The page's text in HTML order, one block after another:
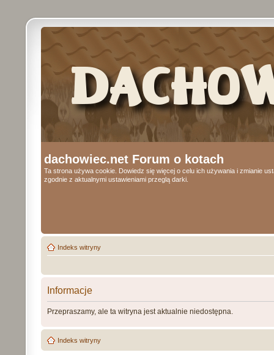
dachowiec.net Forum o kotach
Ta strona używa cookie. Dowiedz się więcej o celu ich używania i zmianie
zgodnie z aktualnymi ustawieniami przeglą darki.
Indeks witryny
Informacje
Przepraszamy, ale ta witryna jest aktualnie niedostępna.
Indeks witryny